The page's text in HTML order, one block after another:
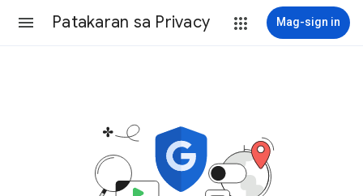
Patakaran sa Privacy Mag-sign in